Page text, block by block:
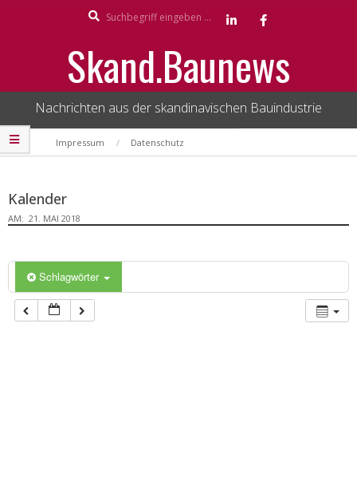
Skand.Baunews
Nachrichten aus der skandinavischen Bauindustrie
Secondary
Navigation
Impressum Datenschutz
Kalender
AM: 21. MAI 2018
Schlagwörter